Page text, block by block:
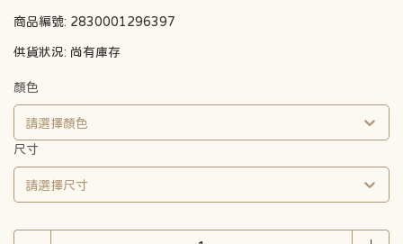
商品編號: 2830001296397
供貨狀況: 尚有庫存
顏色
請選擇顏色
尺寸
請選擇尺寸